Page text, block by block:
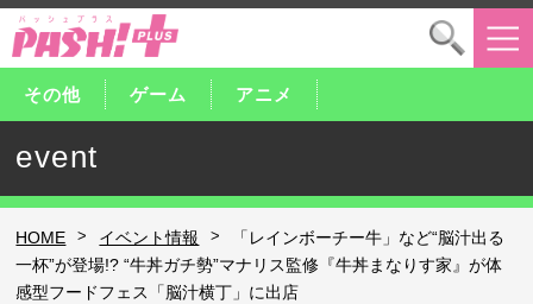
その他 ゲーム アニメ
event
HOME > イベント情報 >
「レインボーチー牛」など“脳汁出る
一杯”が登場!? “牛丼ガチ勢”マナリス監修『牛丼まなりす家』が体
感型フードフェス「脳汁横丁」に出店